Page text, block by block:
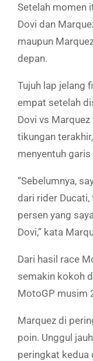
Setelah momen
Dovi dan
maupun
depan.
Tujuh lap jelang
empat setelah
Dovi vs
tikungan
menyentuh
“Sebelumnya,
dari rider
persen yang
Dovi,” kata
Dari hasil race
semakin kokoh
MotoGP musim
Marquez di
poin. Unggul
peringkat kedua